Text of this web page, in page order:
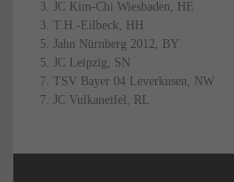
3. JC Kim-Chi Wiesbaden, HE
3. T.H.-Eilbeck, HH
5. Jahn Nürnberg 2012, BY
5. JC Leipzig, SN
7. TSV Bayer 04 Leverkusen, NW
7. JC Vulkaneifel, RL